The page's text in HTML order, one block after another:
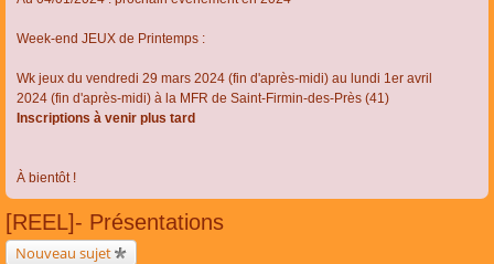
Week-end JEUX de Printemps :
Wk jeux du vendredi 29 mars 2024 (fin d'après-midi) au lundi 1er avril
2024 (fin d'après-midi) à la MFR de Saint-Firmin-des-Près (41)
Inscriptions à venir plus tard
À bientôt !
[REEL]- Présentations
Nouveau sujet